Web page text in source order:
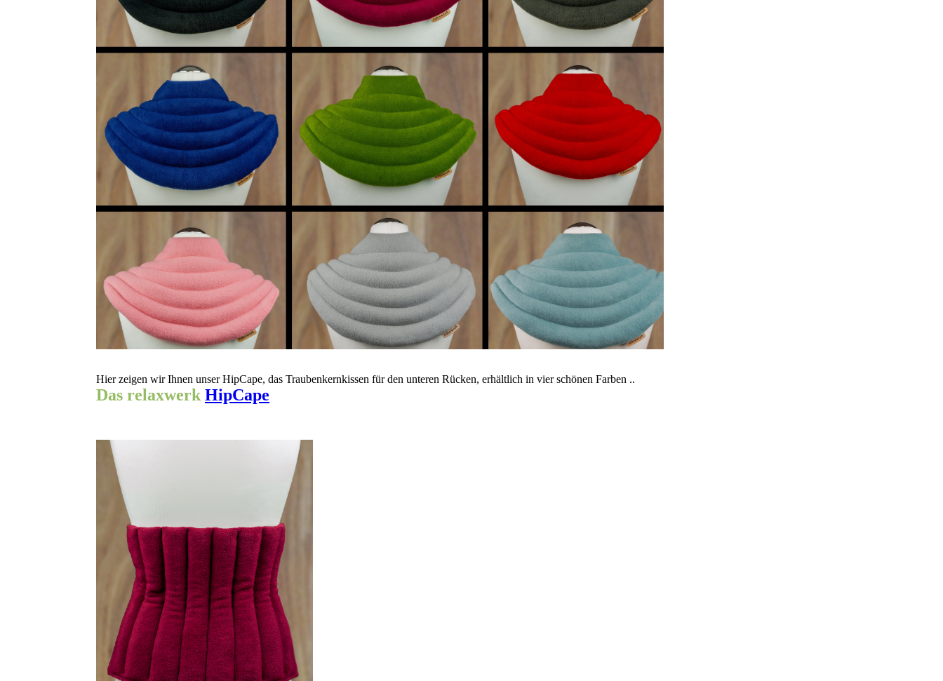
Hier zeigen wir Ihnen unser HipCape, das Traubenkernkissen für den unteren Rücken, erhältlich in vier schönen Farben ..
Das relaxwerk HipCape